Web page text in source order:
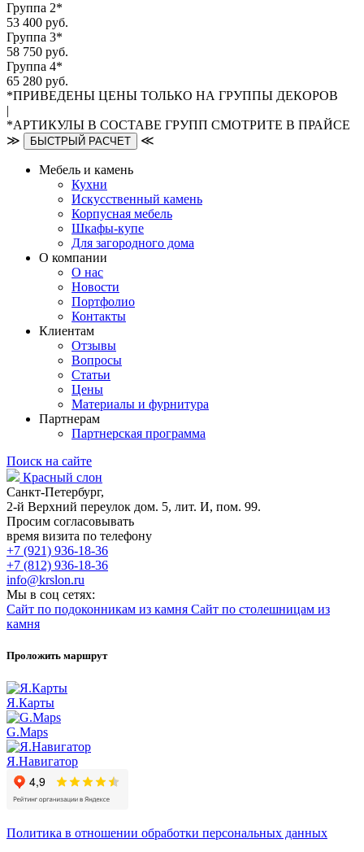
Группа 2*
53 400 руб.
Группа 3*
58 750 руб.
Группа 4*
65 280 руб.
*ПРИВЕДЕНЫ ЦЕНЫ ТОЛЬКО НА ГРУППЫ ДЕКОРОВ
|
*АРТИКУЛЫ В СОСТАВЕ ГРУПП СМОТРИТЕ В ПРАЙСЕ
≫
БЫСТРЫЙ РАСЧЕТ ≪
Мебель и камень
Кухни
Искусственный камень
Корпусная мебель
Шкафы-купе
Для загородного дома
О компании
О нас
Новости
Портфолио
Контакты
Клиентам
Отзывы
Вопросы
Статьи
Цены
Материалы и фурнитура
Партнерам
Партнерская программа
Поиск на сайте
Красный слон
Санкт-Петербург,
2-й Верхний переулок дом. 5, лит. И, пом. 99.
Просим согласовывать
время визита по телефону
+7 (921) 936-18-36
+7 (812) 936-18-36
info@krslon.ru
Мы в соц сетях:
Сайт по подоконникам из камня Сайт по столешницам из
камня
Проложить маршрут
Я.Карты
G.Maps
Я.Навигатор
Политика в отношении обработки персональных данных